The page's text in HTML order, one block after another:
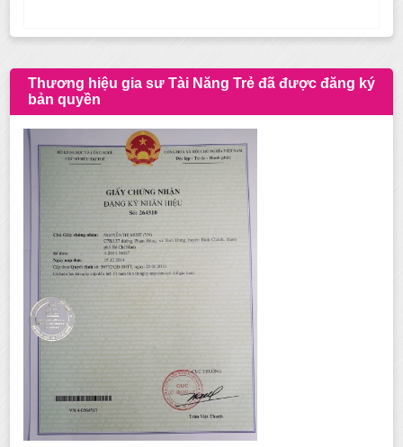
Thương hiệu gia sư Tài Năng Trẻ đã được đăng ký
bản quyền